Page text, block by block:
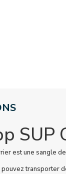
SUP
est une sangle
transporter